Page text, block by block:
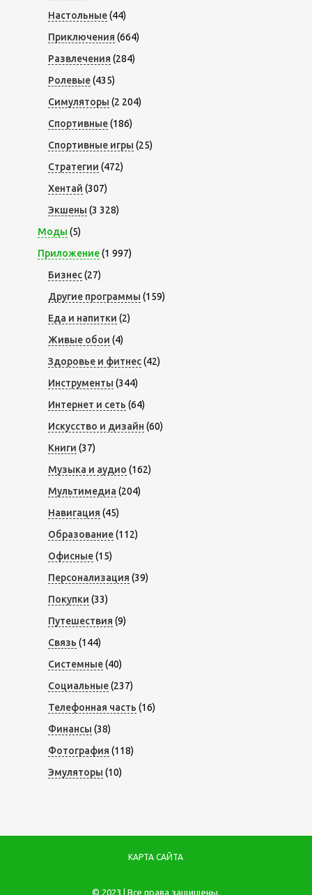
Настольные(44)
Приключения (664)
Развлечения (284)
Ролевые(435)
Симуляторы (2 204)
Спортивные(186)
Спортивные игры (25)
Стратегии (472)
Хентай (307)
Экшены (3 328)
Моды (5)
Приложение(1 997)
Бизнес(27)
Другие программы (159)
Еда и напитки (2)
Живые обои (4)
Здоровье и фитнес(42)
Инструменты (344)
Интернет и сеть (64)
Искусство и дизайн (60)
Книги (37)
Музыка и аудио (162)
Мультимедиа (204)
Навигация (45)
Образование(112)
Офисные(15)
Персонализация (39)
Покупки (33)
Путешествия (9)
Связь (144)
Системные(40)
Социальные(237)
Телефонная часть (16)
Финансы (38)
Фотография (118)
Эмуляторы (10)
КАРТА САЙТА
© 2023 | Все права защищены.